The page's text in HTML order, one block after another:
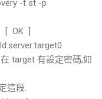
-t st -p
]
target 有設定密碼,如
這段.